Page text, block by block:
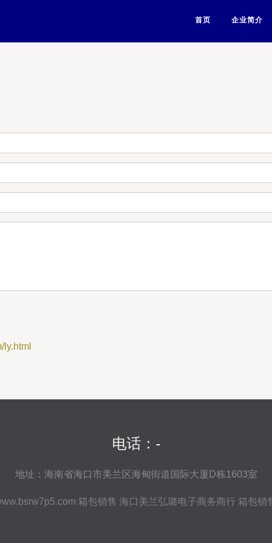
首页 企业简介
电话：-
地址：海南省海口市美兰区海甸街道国际大厦D栋1603室
箱包销售 海口美兰弘璐电子商务商行 箱包销